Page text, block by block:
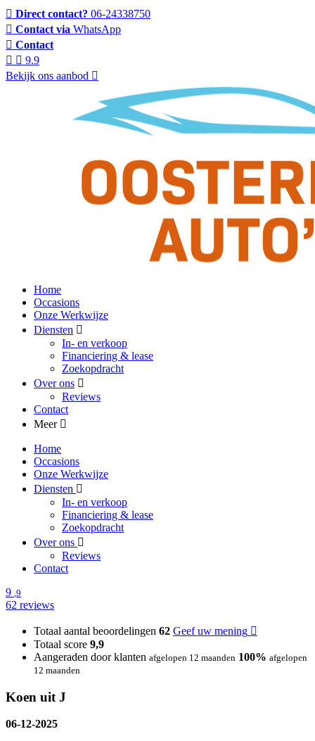
Direct contact? 06-24338750
Contact via WhatsApp
Contact
9.9
Bekijk ons aanbod
Home
Occasions
Onze Werkwijze
Diensten
In- en verkoop
Financiering & lease
Zoekopdracht
Over ons
Reviews
Contact
Meer
Home
Occasions
Onze Werkwijze
Diensten
In- en verkoop
Financiering & lease
Zoekopdracht
Over ons
Reviews
Contact
9 ,9
62 reviews
Totaal aantal beoordelingen 62 Geef uw mening
Totaal score 9,9
Aangeraden door klanten afgelopen 12 maanden 100% afgelopen
12 maanden
Koen uit J
06-12-2025